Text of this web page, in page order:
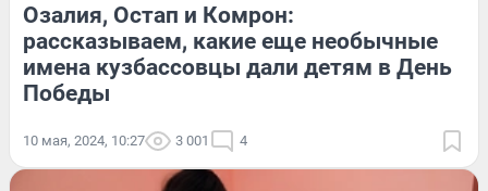
Озалия, Остап и Комрон:
рассказываем, какие еще необычные
имена кузбассовцы дали детям в День
Победы
10 мая, 2024, 10:27 3 001 4